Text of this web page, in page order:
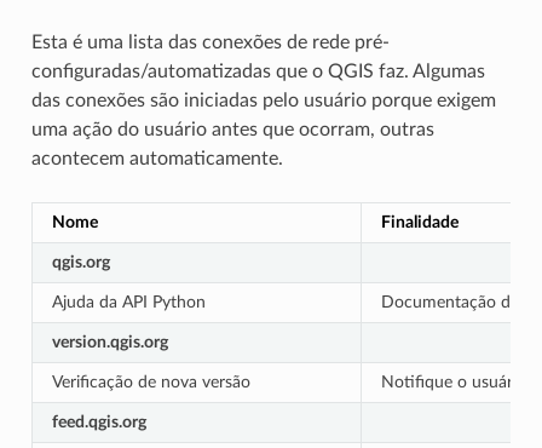
Esta é uma lista das conexões de rede pré-
configuradas/automatizadas que o QGIS faz. Algumas
das conexões são iniciadas pelo usuário porque exigem
uma ação do usuário antes que ocorram, outras
acontecem automaticamente.
Nome Finalidade
qgis.org
Ajuda da API Python Documentação do
version.qgis.org
Verificação de nova versão Notifique o usuário
feed.qgis.org